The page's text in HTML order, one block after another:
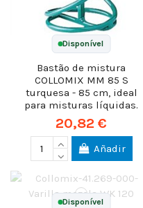
Disponível
Bastão de mistura
COLLOMIX MM 85 S
turquesa - 85 cm, ideal
para misturas líquidas.
20,82 €
Añadir
Disponível